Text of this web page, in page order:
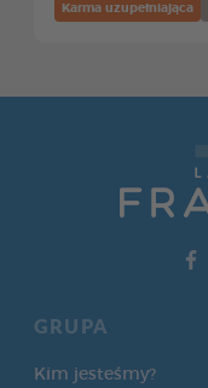
Karma uzupełniająca
GRUPA
Kim jesteśmy?